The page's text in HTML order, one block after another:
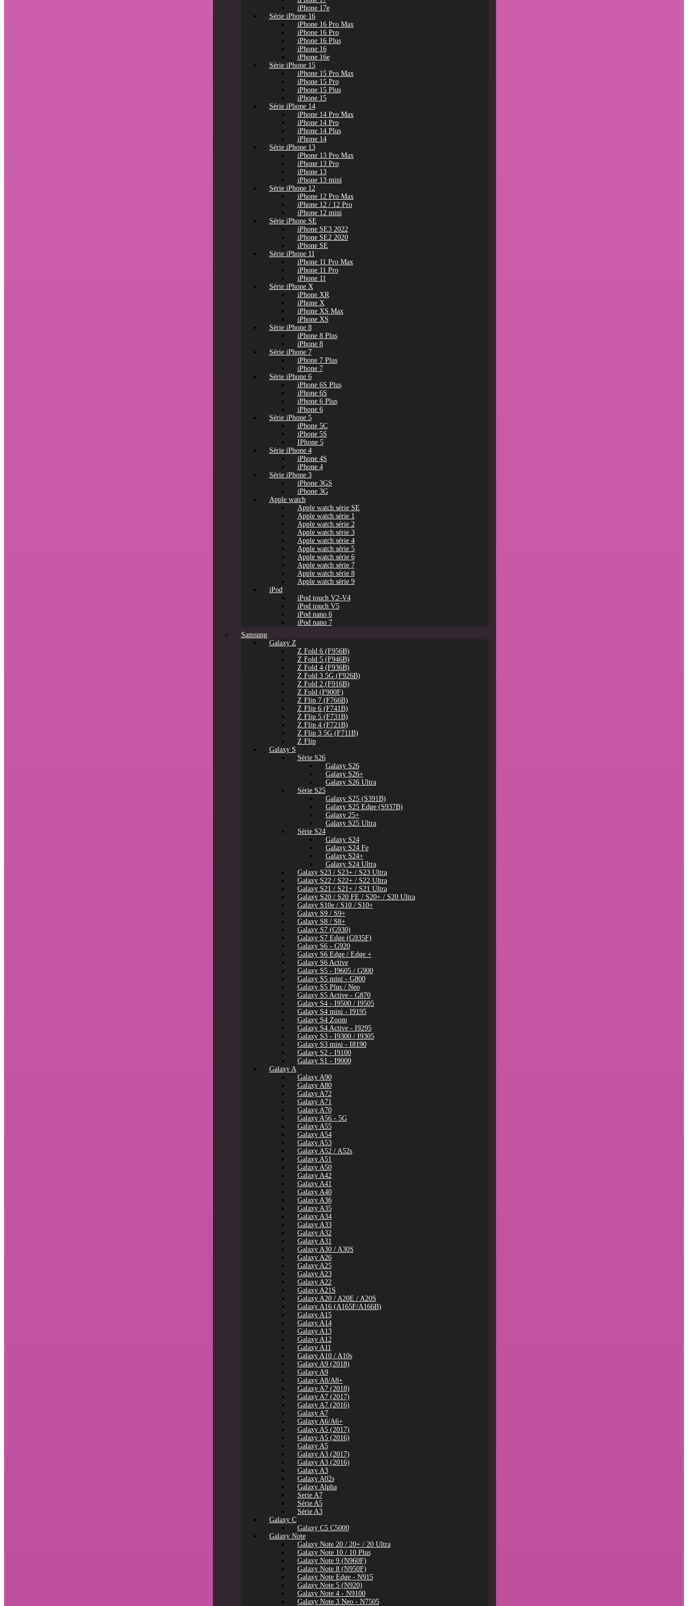
iPhone 17e
Série iPhone 16
iPhone 16 Pro Max
iPhone 16 Pro
iPhone 16 Plus
iPhone 16
iPhone 16e
Série iPhone 15
iPhone 15 Pro Max
iPhone 15 Pro
iPhone 15 Plus
iPhone 15
Série iPhone 14
iPhone 14 Pro Max
iPhone 14 Pro
iPhone 14 Plus
iPhone 14
Série iPhone 13
iPhone 13 Pro Max
iPhone 13 Pro
iPhone 13
iPhone 13 mini
Série iPhone 12
iPhone 12 Pro Max
iPhone 12 / 12 Pro
iPhone 12 mini
Série iPhone SE
iPhone SE3 2022
iPhone SE2 2020
iPhone SE
Série iPhone 11
iPhone 11 Pro Max
iPhone 11 Pro
iPhone 11
Série iPhone X
iPhone XR
iPhone X
iPhone XS Max
iPhone XS
Série iPhone 8
iPhone 8 Plus
iPhone 8
Série iPhone 7
iPhone 7 Plus
iPhone 7
Série iPhone 6
iPhone 6S Plus
iPhone 6S
iPhone 6 Plus
iPhone 6
Série iPhone 5
iPhone 5C
iPhone 5S
IPhone 5
Série iPhone 4
iPhone 4S
iPhone 4
Série iPhone 3
iPhone 3GS
iPhone 3G
Apple watch
Apple watch série SE
Apple watch série 1
Apple watch série 2
Apple watch série 3
Apple watch série 4
Apple watch série 5
Apple watch série 6
Apple watch série 7
Apple watch série 8
Apple watch série 9
iPod
iPod touch V2-V4
iPod touch V5
iPod nano 6
iPod nano 7
Samsung
Galaxy Z
Z Fold 6 (F956B)
Z Fold 5 (F946B)
Z Fold 4 (F936B)
Z Fold 3 5G (F926B)
Z Fold 2 (F916B)
Z Fold (F900F)
Z Flip 7 (F766B)
Z Flip 6 (F741B)
Z Flip 5 (F731B)
Z Flip 4 (F721B)
Z Flip 3 5G (F711B)
Z Flip
Galaxy S
Série S26
Galaxy S26
Galaxy S26+
Galaxy S26 Ultra
Série S25
Galaxy S25 (S391B)
Galaxy S25 Edge (S937B)
Galaxy 25+
Galaxy S25 Ultra
Série S24
Galaxy S24
Galaxy S24 Fe
Galaxy S24+
Galaxy S24 Ultra
Galaxy S23 / S23+ / S23 Ultra
Galaxy S22 / S22+ / S22 Ultra
Galaxy S21 / S21+ / S21 Ultra
Galaxy S20 / S20 FE / S20+ / S20 Ultra
Galaxy S10e / S10 / S10+
Galaxy S9 / S9+
Galaxy S8 / S8+
Galaxy S7 (G930)
Galaxy S7 Edge (G935F)
Galaxy S6 - G920
Galaxy S6 Edge / Edge +
Galaxy S6 Active
Galaxy S5 - I9605 / G900
Galaxy S5 mini - G800
Galaxy S5 Plus / Neo
Galaxy S5 Active - G870
Galaxy S4 - I9500 / I9505
Galaxy S4 mini - I9195
Galaxy S4 Zoom
Galaxy S4 Active - I9295
Galaxy S3 - I9300 / I9305
Galaxy S3 mini - I8190
Galaxy S2 - I9100
Galaxy S1 - I9000
Galaxy A
Galaxy A90
Galaxy A80
Galaxy A72
Galaxy A71
Galaxy A70
Galaxy A56 - 5G
Galaxy A55
Galaxy A54
Galaxy A53
Galaxy A52 / A52s
Galaxy A51
Galaxy A50
Galaxy A42
Galaxy A41
Galaxy A40
Galaxy A36
Galaxy A35
Galaxy A34
Galaxy A33
Galaxy A32
Galaxy A31
Galaxy A30 / A30S
Galaxy A26
Galaxy A25
Galaxy A23
Galaxy A22
Galaxy A21S
Galaxy A20 / A20E / A20S
Galaxy A16 (A165F/A166B)
Galaxy A15
Galaxy A14
Galaxy A13
Galaxy A12
Galaxy A11
Galaxy A10 / A10s
Galaxy A9 (2018)
Galaxy A9
Galaxy A8/A8+
Galaxy A7 (2018)
Galaxy A7 (2017)
Galaxy A7 (2016)
Galaxy A7
Galaxy A6/A6+
Galaxy A5 (2017)
Galaxy A5 (2016)
Galaxy A5
Galaxy A3 (2017)
Galaxy A3 (2016)
Galaxy A3
Galaxy A02s
Galaxy Alpha
Serie A7
Série A5
Série A3
Galaxy C
Galaxy C5 C5000
Galaxy Note
Galaxy Note 20 / 20+ / 20 Ultra
Galaxy Note 10 / 10 Plus
Galaxy Note 9 (N960F)
Galaxy Note 8 (N950F)
Galaxy Note Edge - N915
Galaxy Note 5 (N920)
Galaxy Note 4 - N9100
Galaxy Note 3 Neo - N7505